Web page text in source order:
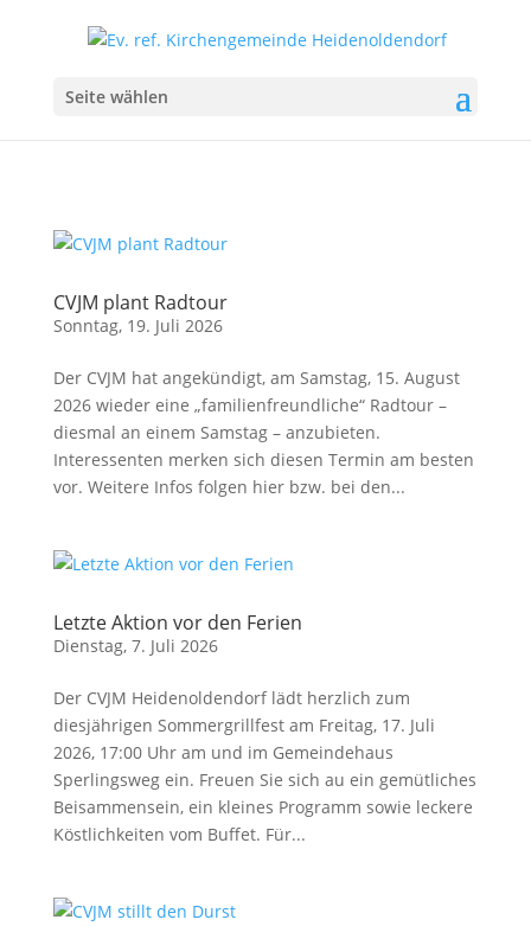
Seite wählen
CVJM plant Radtour
Sonntag, 19. Juli 2026
Der CVJM hat angekündigt, am Samstag, 15. August
2026 wieder eine „familienfreundliche“ Radtour –
diesmal an einem Samstag – anzubieten.
Interessenten merken sich diesen Termin am besten
vor. Weitere Infos folgen hier bzw. bei den...
Letzte Aktion vor den Ferien
Dienstag, 7. Juli 2026
Der CVJM Heidenoldendorf lädt herzlich zum
diesjährigen Sommergrillfest am Freitag, 17. Juli
2026, 17:00 Uhr am und im Gemeindehaus
Sperlingsweg ein. Freuen Sie sich au ein gemütliches
Beisammensein, ein kleines Programm sowie leckere
Köstlichkeiten vom Buffet. Für...